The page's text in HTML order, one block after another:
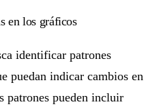
en los gráficos
identificar patrones
puedan indicar cambios en
patrones pueden incluir